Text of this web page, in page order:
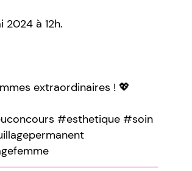
à 12h.
extraordinaires ! 💖
#esthetique #soin